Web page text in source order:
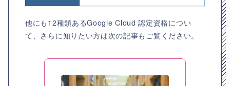
他にも12種類あるGoogle Cloud 認定資格につい
て、さらに知りたい方は次の記事もご覧ください。